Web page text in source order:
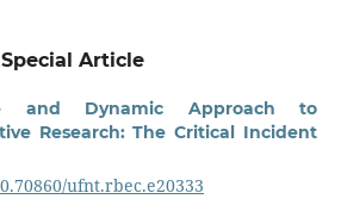
Article
and Dynamic Approach to
Research: The Critical Incident
ufnt.rbec.e20333